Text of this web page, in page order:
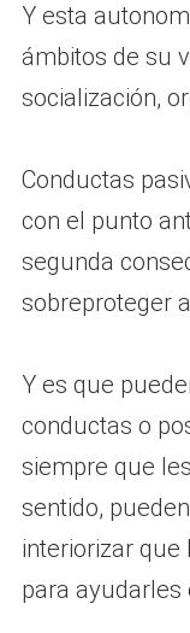
Y esta
ámbitos de su
socialización,
Conductas
con el punto
segunda
sobreproteger
Y es que
conductas o
siempre que
sentido,
interiorizar que
para ayudarles